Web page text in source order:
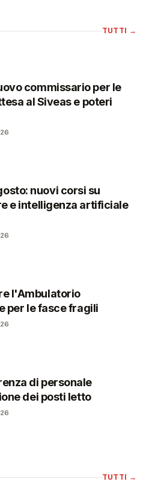
TUTTI →
commissario per le
al Siveas e poteri
nuovi corsi su
e intelligenza artificiale
l'Ambulatorio
per le fasce fragili
di personale
dei posti letto
TUTTI →